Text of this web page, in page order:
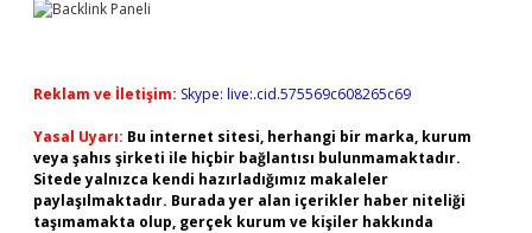
Reklam ve İletişim: Skype: live:.cid.575569c608265c69
Yasal Uyarı: Bu internet sitesi, herhangi bir marka, kurum
veya şahıs şirketi ile hiçbir bağlantısı bulunmamaktadır.
Sitede yalnızca kendi hazırladığımız makaleler
paylaşılmaktadır. Burada yer alan içerikler haber niteliği
taşımamakta olup, gerçek kurum ve kişiler hakkında